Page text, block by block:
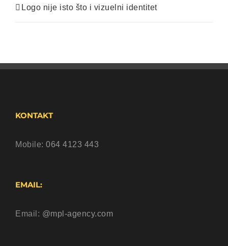
Logo nije isto što i vizuelni identitet
KONTAKT
Mobile: 064 4123 443
EMAIL:
Email: @mpl-agency.com